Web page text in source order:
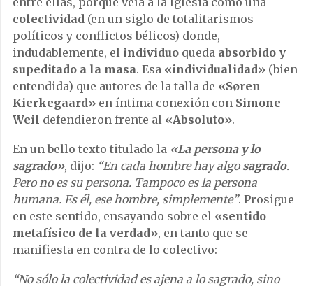
colectividad (en un siglo de totalitarismos
políticos y conflictos bélicos) donde,
indudablemente, el individuo queda absorbido y
supeditado a la masa. Esa «individualidad» (bien
entendida) que autores de la talla de «Søren
Kierkegaard» en íntima conexión con Simone
Weil defendieron frente al «Absoluto».
En un bello texto titulado la «La persona y lo
sagrado», dijo: “En cada hombre hay algo sagrado.
Pero no es su persona. Tampoco es la persona
humana. Es él, ese hombre, simplemente”. Prosigue
en este sentido, ensayando sobre el «sentido
metafísico de la verdad», en tanto que se
manifiesta en contra de lo colectivo:
“No sólo la colectividad es ajena a lo sagrado, sino